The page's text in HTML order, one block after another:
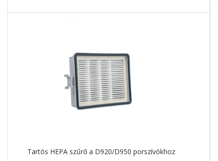
Tartós HEPA szűrő a D920/D950 porszívókhoz